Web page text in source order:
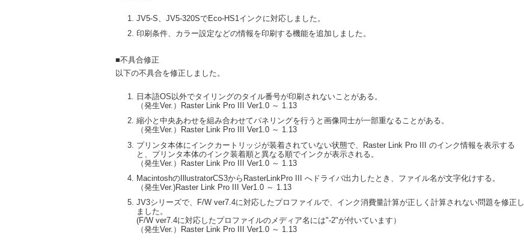
JV5-S、JV5-320SでEco-HS1インクに対応しました。
印刷条件、カラー設定などの情報を印刷する機能を追加しました。
■不具合修正
以下の不具合を修正しました。
日本語OS以外でタイリングのタイル番号が印刷されないことがある。
（発生Ver.）Raster Link Pro III Ver1.0 ～ 1.13
縮小と中央あわせを組み合わせてパネリングを行うと画像同士が一部重なることがある。
（発生Ver.）Raster Link Pro III Ver1.0 ～ 1.13
プリンタ本体にインクカートリッジが装着されていない状態で、Raster Link Pro III のインク情報を表示する
と、プリンタ本体のインク装着順と異なる順でインクが表示される。
（発生Ver.）Raster Link Pro III Ver1.0 ～ 1.13
MacintoshのIllustratorCS3からRasterLinkPro III へドライバ出力したとき、ファイル名が文字化けする。
（発生Ver.)Raster Link Pro III Ver1.0 ～ 1.13
JV3シリーズで、F/W ver7.4に対応したプロファイルで、インク消費量計算が正しく計算されない問題を修正し
ました。
(F/W ver7.4に対応したプロファイルのメディア名には"-2"が付いています）
（発生Ver.）Raster Link Pro III Ver1.0 ～ 1.13